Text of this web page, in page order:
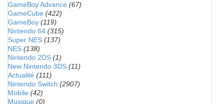
GameBoy Advance (67)
GameCube (422)
GameBoy (119)
Nintendo 64 (315)
Super NES (137)
NES (138)
Nintendo 2DS (1)
New Nintendo 3DS (11)
Actualité (111)
Nintendo Switch (2907)
Mobile (42)
Musique (0)